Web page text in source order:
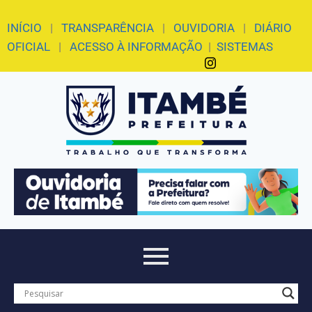
INÍCIO | TRANSPARÊNCIA | OUVIDORIA | DIÁRIO
OFICIAL | ACESSO À INFORMAÇÃO | SISTEMAS